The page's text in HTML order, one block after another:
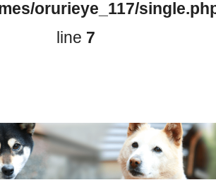
orurieye_117/
line 7
近視